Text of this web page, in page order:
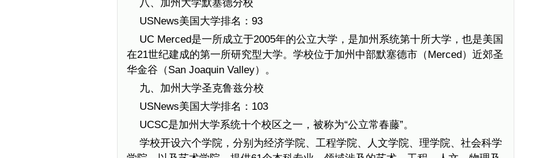
八、加州大学默塞德分校
USNews美国大学排名：93
UC Merced是一所成立于2005年的公立大学，是加州系统第十所大学，也是美国
在21世纪建成的第一所研究型大学。学校位于加州中部默塞德市（Merced）近郊圣
华金谷（San Joaquin Valley）。
九、加州大学圣克鲁兹分校
USNews美国大学排名：103
UCSC是加州大学系统十个校区之一，被称为“公立常春藤”。
学校开设六个学院，分别为经济学院、工程学院、人文学院、理学院、社会科学